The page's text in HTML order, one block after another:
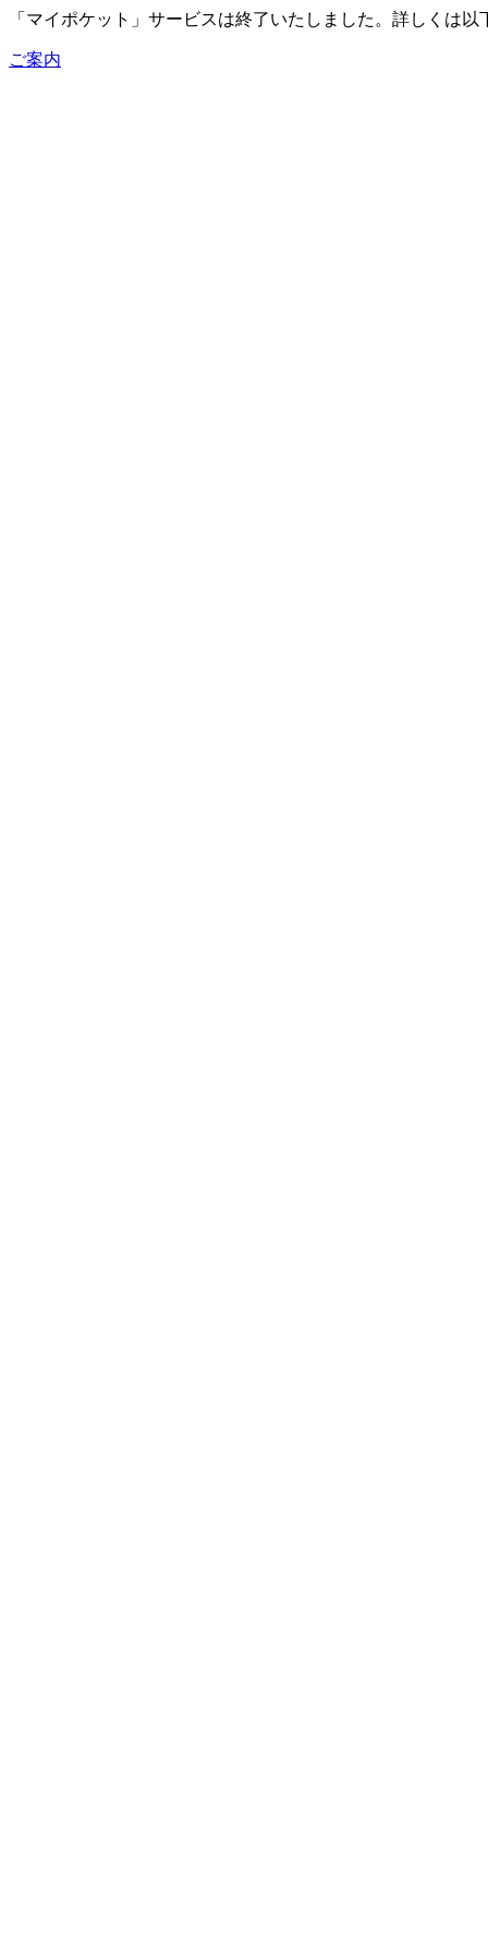
「マイポケット」サービスは終了いたしました。詳しくは
ご案内